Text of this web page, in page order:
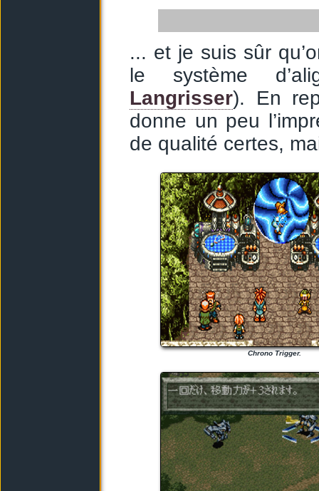
... et je suis sûr
le système
Langrisser). En
donne un peu
de qualité certes,
Chrono Trigger.